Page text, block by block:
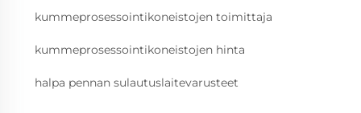
kummeprosessointikoneistojen toimittaja
kummeprosessointikoneistojen hinta
halpa pennan sulautuslaitevarusteet